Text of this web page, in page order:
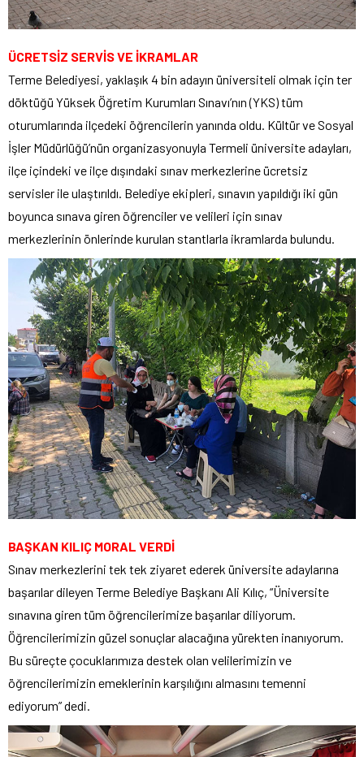
ÜCRETSİZ SERVİS VE İKRAMLAR
Terme Belediyesi, yaklaşık 4 bin adayın üniversiteli olmak için ter
döktüğü Yüksek Öğretim Kurumları Sınavı’nın (YKS) tüm
oturumlarında ilçedeki öğrencilerin yanında oldu. Kültür ve Sosyal
İşler Müdürlüğü’nün organizasyonuyla Termeli üniversite adayları,
ilçe içindeki ve ilçe dışındaki sınav merkezlerine ücretsiz
servisler ile ulaştırıldı. Belediye ekipleri, sınavın yapıldığı iki gün
boyunca sınava giren öğrenciler ve velileri için sınav
merkezlerinin önlerinde kurulan stantlarla ikramlarda bulundu.
BAŞKAN KILIÇ MORAL VERDİ
Sınav merkezlerini tek tek ziyaret ederek üniversite adaylarına
başarılar dileyen Terme Belediye Başkanı Ali Kılıç, “Üniversite
sınavına giren tüm öğrencilerimize başarılar diliyorum.
Öğrencilerimizin güzel sonuçlar alacağına yürekten inanıyorum.
Bu süreçte çocuklarımıza destek olan velilerimizin ve
öğrencilerimizin emeklerinin karşılığını almasını temenni
ediyorum” dedi.